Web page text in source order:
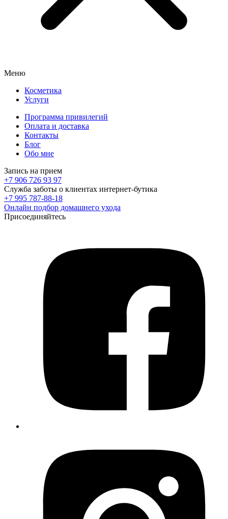
Меню
Косметика
Услуги
Программа привилегий
Оплата и доставка
Контакты
Блог
Обо мне
Запись на прием
+7 906 726 93 97
Служба заботы о клиентах интернет-бутика
+7 995 787-88-18
Онлайн подбор домашнего ухода
Присоединяйтесь